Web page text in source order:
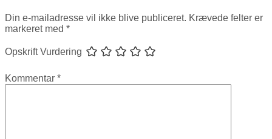
Din e-mailadresse vil ikke blive publiceret. Krævede felter er
markeret med *
Opskrift Vurdering
Kommentar *